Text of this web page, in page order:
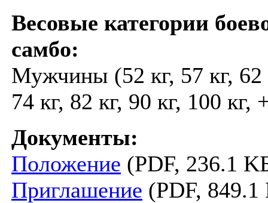
Весовые категории
самбо:
Мужчины (52 кг, 57 кг, 62
74 кг, 82 кг, 90 кг, 100 кг,
Документы:
Положение (PDF, 236.1
Приглашение (PDF,